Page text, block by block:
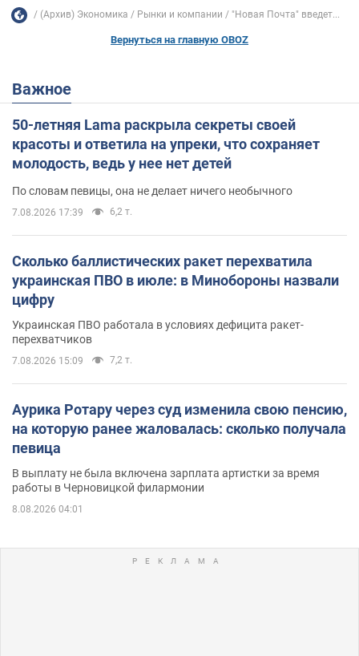
(Архив) Экономика Рынки и компании "Новая Почта" введет...
Вернуться на главную OBOZ
Важное
50-летняя Lama раскрыла секреты своей
красоты и ответила на упреки, что сохраняет
молодость, ведь у нее нет детей
По словам певицы, она не делает ничего необычного
7.08.2026 17:39 6,2 т.
Сколько баллистических ракет перехватила
украинская ПВО в июле: в Минобороны назвали
цифру
Украинская ПВО работала в условиях дефицита ракет-
перехватчиков
7.08.2026 15:09 7,2 т.
Аурика Ротару через суд изменила свою пенсию,
на которую ранее жаловалась: сколько получала
певица
В выплату не была включена зарплата артистки за время
работы в Черновицкой филармонии
8.08.2026 04:01